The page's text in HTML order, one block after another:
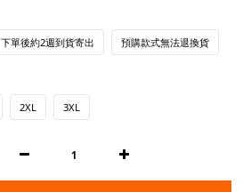
下單後約2週到貨寄出 預購款式無法退換貨
2XL 3XL